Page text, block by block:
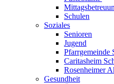
Schulen
Soziales
Senioren
Jugend
Pfarrgemeinde
Caritasheim
Rosenheimer
Gesundheit